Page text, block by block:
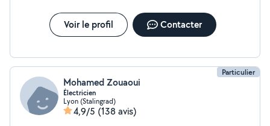
Voir le profil Contacter
Particulier
Mohamed Zouaoui
Électricien
Lyon (Stalingrad)
4,9/5 (138 avis)